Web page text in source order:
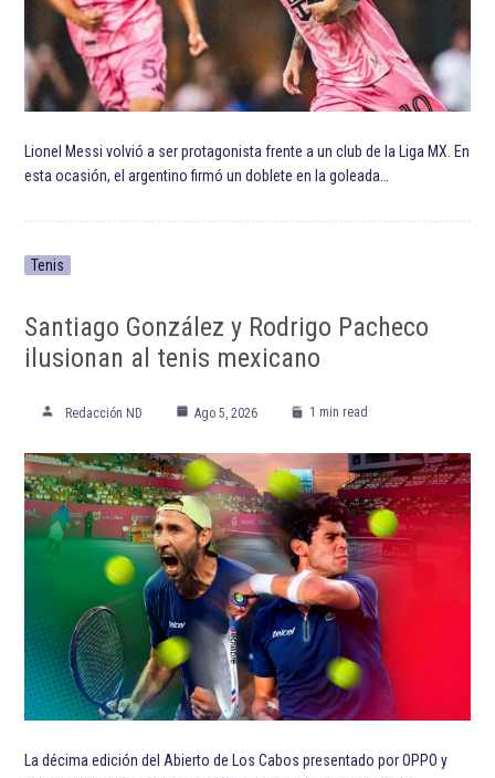
ETIQUETADO: Alisson Becker Destacada TOP
Futbol Jürgen Klopp Liverpool Football Club Premier League